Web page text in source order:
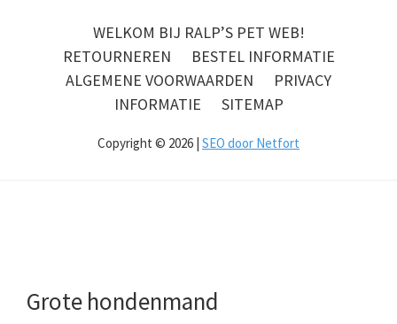
WELKOM BIJ RALP’S PET WEB!
RETOURNEREN
BESTEL INFORMATIE
ALGEMENE VOORWAARDEN
PRIVACY
INFORMATIE
SITEMAP
Copyright © 2026 | SEO door Netfort
Grote hondenmand